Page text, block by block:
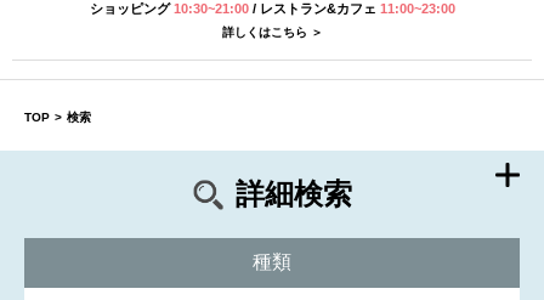
ショッピング10:30~21:00 / レストラン&カフェ 11:00~23:00
詳しくはこちら ＞
TOP > 検索
詳細検索
種類